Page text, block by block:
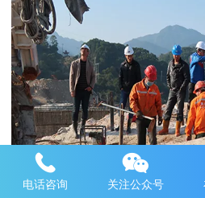
电话咨询 关注公众号